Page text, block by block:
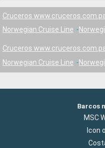
Cruceros
Norwegian Cruise Line
Cruceros
Norwegian Cruise Line
Barcos
MSC
Icon